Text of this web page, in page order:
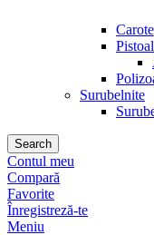
Carote
Surubelnite
Search
Contul meu
Compară
Favorite
Înregistreză-te
Meniu